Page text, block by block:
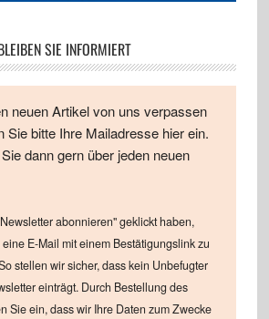
SIE INFORMIERT
neuen Artikel von uns verpassen
Sie bitte Ihre Mailadresse hier ein.
dann gern über jeden neuen
abonnieren" geklickt haben,
E-Mail mit einem Bestätigungslink zu
stellen wir sicher, dass kein Unbefugter
einträgt. Durch Bestellung des
Sie ein, dass wir Ihre Daten zum Zwecke